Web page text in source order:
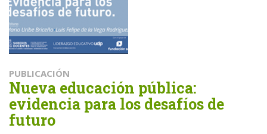
PUBLICACIÓN
Nueva educación pública:
evidencia para los desafíos de
futuro